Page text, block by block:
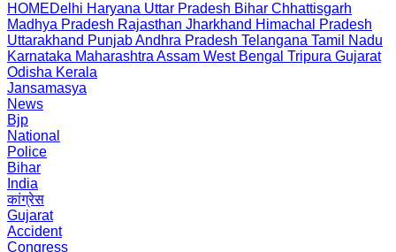
HOMEDelhi Haryana Uttar Pradesh Bihar Chhattisgarh
Madhya Pradesh Rajasthan Jharkhand Himachal Pradesh
Uttarakhand PunjabAndhra Pradesh Telangana Tamil Nadu
Karnataka Maharashtra Assam West Bengal Tripura Gujarat
Odisha Kerala
Jansamasya
News
Bjp
National
Police
Bihar
India
कांग्रेस
Gujarat
Accident
Congress